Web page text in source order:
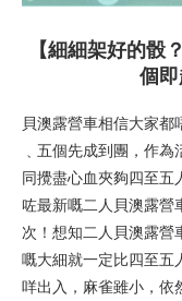
【細細架好的
個
貝澳露營車相信大家
﹑五個先成到團，作為
同攪盡心血夾夠四至五
咗最新嘅二人貝澳露營
次！想知二人貝澳露
嘅大細就一定比四至五
咩出入，麻雀雖小，